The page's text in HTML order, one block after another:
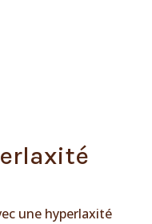
une hyperlaxité